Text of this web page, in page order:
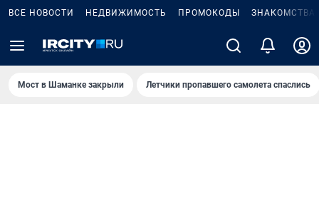
ВСЕ НОВОСТИ НЕДВИЖИМОСТЬ ПРОМОКОДЫ ЗНАКОМСТВА
Мост в Шаманке закрыли Летчики пропавшего самолета спаслись